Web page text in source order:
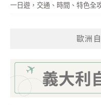
一日遊，交通、時間、特色全
歐洲